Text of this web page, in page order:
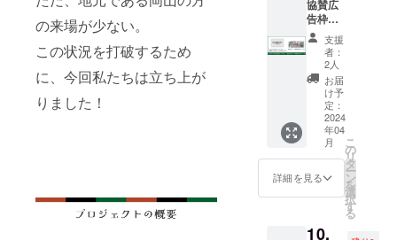
の来場が少ない。
この状況を打破するため
に、今回私たちは立ち上が
りました！
郵送に
てお届
けしま
協賛広
告枠
（サイ
ズ小）+
桃太郎
のから
くり博
物館入
場チ
ケット2
枚】 個
人協賛
広告枠
（サイ
ズ小）
はA4の
支援
者：
2人
お届
け予
定：
2024
年04
月
詳細を見る
こ
の
リ
タ
ー
ン
を
選
択
す
る
10,